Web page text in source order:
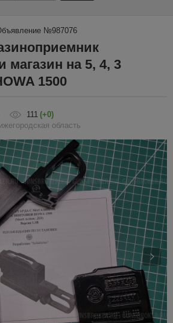
№987076
магазин на 5, 4, 3
1500
111 (+0)
область